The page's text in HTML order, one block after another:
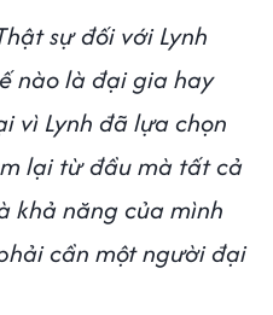
sự đối với Lynh
nào là đại gia hay
vì Lynh đã lựa chọn
lại từ đầu mà tất cả
khả năng của mình
cần một người đại